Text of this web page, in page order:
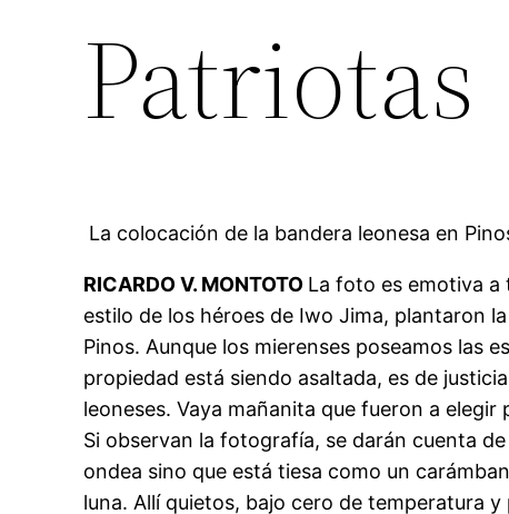
Patriotas
La colocación de la bandera leonesa en
RICARDO V. MONTOTO La foto es emotiva a
estilo de los héroes de Iwo Jima, plantaron
Pinos. Aunque los mierenses poseamos las
propiedad está siendo asaltada, es de
leoneses. Vaya mañanita que fueron a
Si observan la fotografía, se darán cuenta
ondea sino que está tiesa como un
luna. Allí quietos, bajo cero de temperatura